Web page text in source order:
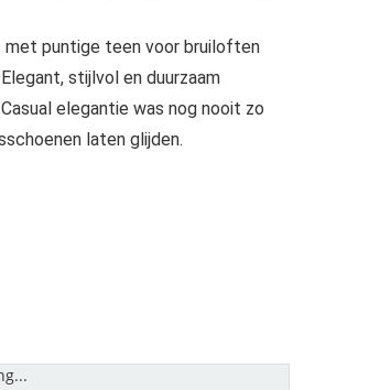
met puntige teen voor bruiloften
stijlvol en duurzaam
elegantie was nog nooit zo
laten glijden.